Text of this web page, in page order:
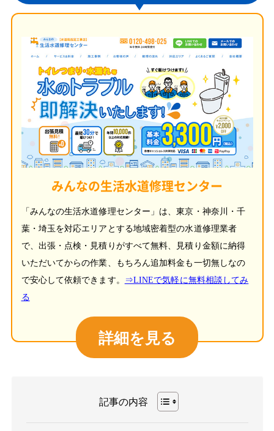
みんなの生活水道修理センター
「みんなの生活水道修理センター」は、東京・神奈川・千
葉・埼玉を対応エリアとする地域密着型の水道修理業者
で、出張・点検・見積りがすべて無料、見積り金額に納得
いただいてからの作業、もちろん追加料金も一切無しなの
で安心して依頼できます。
⇒LINEで気軽に無料相談してみ
る
詳細を見る
記事の内容